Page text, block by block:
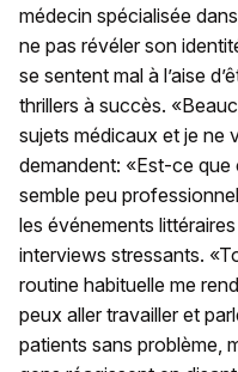
médecin spécialisée
ne pas révéler son
se sentent mal à l’aise
thrillers à succès.
sujets médicaux et je ne
demandent: «Est-ce que
semble peu
les événements
interviews stressants.
routine habituelle me
peux aller travailler et
patients sans problème,